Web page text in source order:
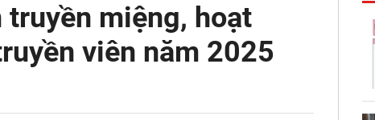
miệng, hoạt
viên năm 2025